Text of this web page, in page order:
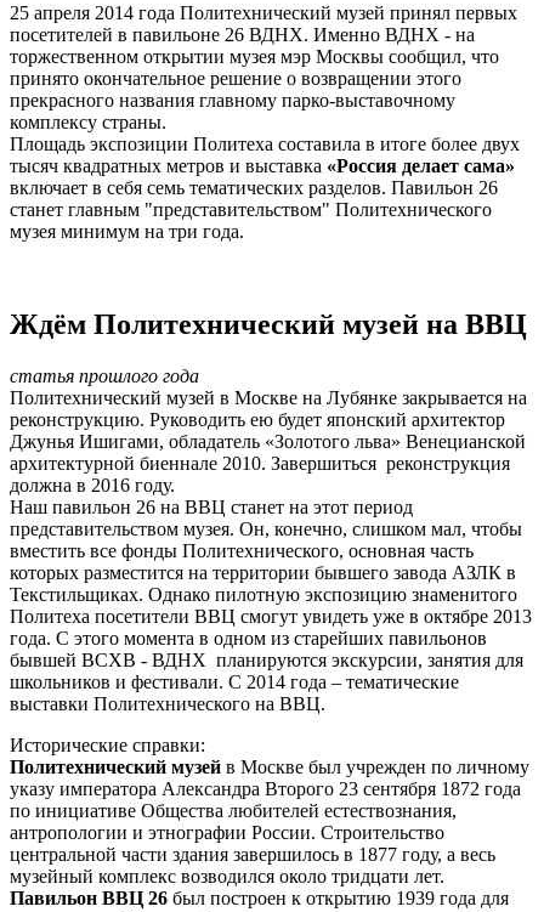
25 апреля 2014 года Политехнический музей принял первых
посетителей в павильоне 26 ВДНХ. Именно ВДНХ - на
торжественном открытии музея мэр Москвы сообщил, что
принято окончательное решение о возвращении этого
прекрасного названия главному парко-выставочному
комплексу страны.
Площадь экспозиции Политеха составила в итоге более двух
тысяч квадратных метров и выставка «Россия делает сама»
включает в себя семь тематических разделов. Павильон 26
станет главным "представительством" Политехнического
музея минимум на три года.
Ждём Политехнический музей на ВВЦ
статья прошлого года
Политехнический музей в Москве на Лубянке закрывается на
реконструкцию. Руководить ею будет японский архитектор
Джунья Ишигами, обладатель «Золотого льва» Венецианской
архитектурной биеннале 2010. Завершиться реконструкция
должна в 2016 году.
Наш павильон 26 на ВВЦ станет на этот период
представительством музея. Он, конечно, слишком мал, чтобы
вместить все фонды Политехнического, основная часть
которых разместится на территории бывшего завода АЗЛК в
Текстильщиках. Однако пилотную экспозицию знаменитого
Политеха посетители ВВЦ смогут увидеть уже в октябре 2013
года. С этого момента в одном из старейших павильонов
бывшей ВСХВ - ВДНХ планируются экскурсии, занятия для
школьников и фестивали. С 2014 года – тематические
выставки Политехнического на ВВЦ.
Исторические справки:
Политехнический музей в Москве был учрежден по личному
указу императора Александра Второго 23 сентября 1872 года
по инициативе Общества любителей естествознания,
антропологии и этнографии России. Строительство
центральной части здания завершилось в 1877 году, а весь
музейный комплекс возводился около тридцати лет.
Павильон ВВЦ 26 был построен к открытию 1939 года для